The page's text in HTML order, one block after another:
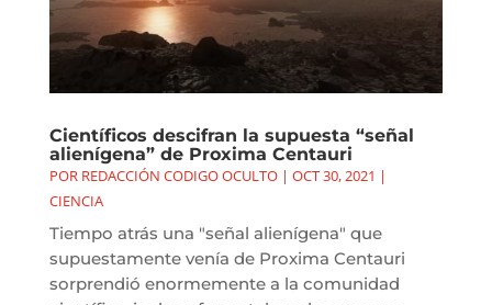
Científicos descifran la supuesta “señal
alienígena” de Proxima Centauri
POR REDACCIÓN CODIGO OCULTO| OCT 30, 2021 |
CIENCIA
Tiempo atrás una "señal alienígena" que
supuestamente venía de Proxima Centauri
sorprendió enormemente a la comunidad